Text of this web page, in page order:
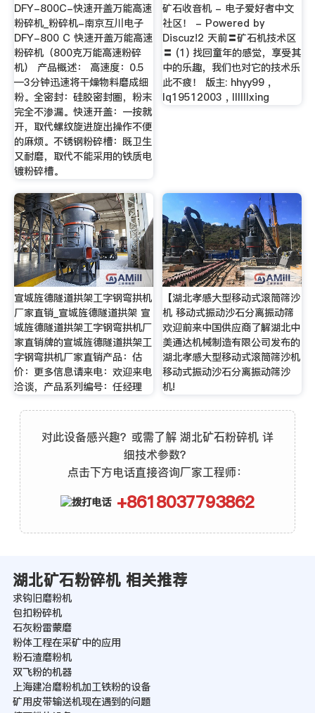
DFY-800C-快速开盖万能高速
粉碎机_粉碎机-南京互川电子
DFY-800 C 快速开盖万能高速
粉碎机（800克万能高速粉碎
机） 产品概述： 高速度：0.5
—3分钟迅速将干燥物料磨成细
粉。全密封：硅胶密封圈，粉末
完全不渗漏。快速开盖：一按就
开，取代螺纹旋进旋出操作不便
的麻烦。不锈钢粉碎槽：既卫生
又耐磨，取代不能采用的铁质电
镀粉碎槽。
矿石收音机 - 电子爱好者中文
社区！ - Powered by
Discuz!2 天前〓矿石机技术区
〓 (1) 找回童年的感觉，享受其
中的乐趣，我们也对它的技术乐
此不疲！ 版主: hhyy99 ,
lq19512003 , llllllxing
宣城旌德隧道拱架工字钢弯拱机
厂家直销_宣城旌德隧道拱架 宣
城旌德隧道拱架工字钢弯拱机厂
家直销牌的宣城旌德隧道拱架工
字钢弯拱机厂家直销产品：估
价：更多信息请来电：欢迎来电
洽谈，产品系列编号：任经理
【湖北孝感大型移动式滚筒筛沙
机 移动式振动沙石分离振动筛
欢迎前来中国供应商了解湖北中
美通达机械制造有限公司发布的
湖北孝感大型移动式滚筒筛沙机
移动式振动沙石分离振动筛沙
机!
对此设备感兴趣？或需了解 湖北矿石粉碎机 详
细技术参数？
点击下方电话直接咨询厂家工程师：
+8618037793862
湖北矿石粉碎机 相关推荐
求钩旧磨粉机
包扣粉碎机
石灰粉雷蒙磨
粉体工程在采矿中的应用
粉石渣磨粉机
双飞粉的机器
上海建冶磨粉机加工铁粉的设备
矿用皮带输送机现在遇到的问题